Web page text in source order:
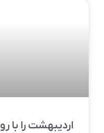
اردیبهشت را با